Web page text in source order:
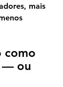
mais
como
— ou